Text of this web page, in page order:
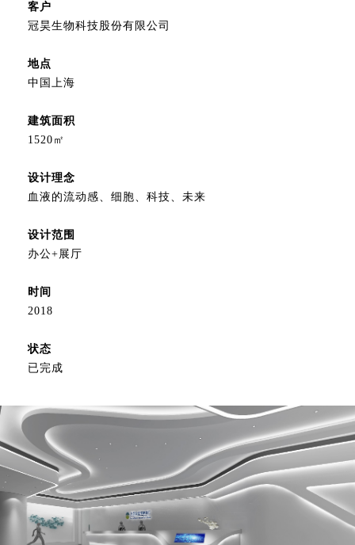
客户
冠昊生物科技股份有限公司
地点
中国上海
建筑面积
1520㎡
设计理念
血液的流动感、细胞、科技、未来
设计范围
办公+展厅
时间
2018
状态
已完成